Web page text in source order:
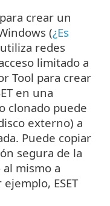
crear un
(¿Es
redes
limitado a
Tool para crear
en una
clonado puede
externo) a
Puede copiar
segura de la
mismo a
ESET